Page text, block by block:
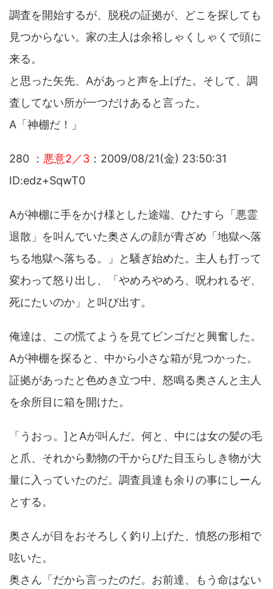
調査を開始するが、脱税の証拠が、どこを探しても
見つからない。家の主人は余裕しゃくしゃくで頭に
来る。
と思った矢先、Aがあっと声を上げた。そして、調
査してない所が一つだけあると言った。
A「神棚だ！」
280 ： 悪意2／3 ：2009/08/21(金) 23:50:31
ID:edz+SqwT0
Aが神棚に手をかけ様とした途端、ひたすら「悪霊
退散」を叫んでいた奥さんの顔が青ざめ「地獄へ落
ちる地獄へ落ちる。」と騒ぎ始めた。主人も打って
変わって怒り出し、「やめろやめろ、呪われるぞ、
死にたいのか」と叫び出す。
俺達は、この慌てようを見てビンゴだと興奮した。
Aが神棚を探ると、中から小さな箱が見つかった。
証拠があったと色めき立つ中、怒鳴る奥さんと主人
を余所目に箱を開けた。
「うおっ。]とAが叫んだ。何と、中には女の髪の毛
と爪、それから動物の干からびた目玉らしき物が大
量に入っていたのだ。調査員達も余りの事にしーん
とする。
奥さんが目をおそろしく釣り上げた、憤怒の形相で
呟いた。
奥さん「だから言ったのだ。お前達、もう命はない